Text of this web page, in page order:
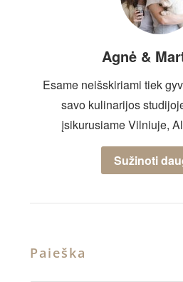
Agnė &
Esame neišskiriami tiek
savo kulinarijos
įsikurusiame Vilniuje,
Sužinoti
Paieška